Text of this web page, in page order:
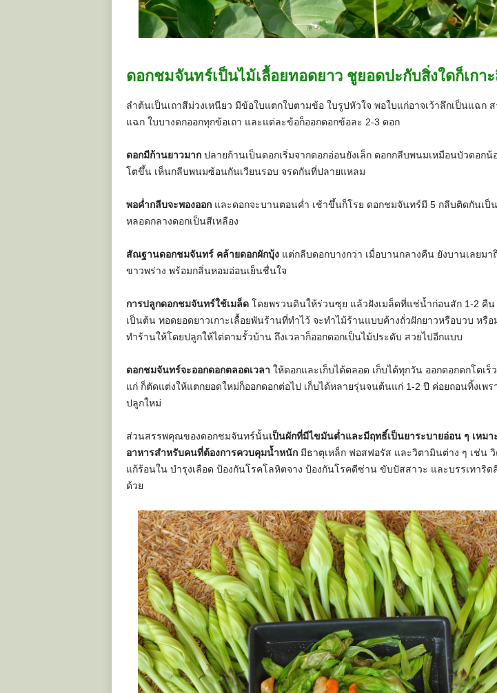
ดอกชมจันทร์เป็นไม้เลื้อยทอดยาว ชูยอดปะกับสิ่งใดก็เกา
ลำต้นเป็นเถาสีม่วงเหนียว มีข้อใบแตกใบตามข้อ ใบรูปหัวใจ พอใบแก่อาจเว้าลึกเป็นแฉก
แฉก ใบบางดกออกทุกข้อเถา และแต่ละข้อก็ออกดอกข้อละ 2-3 ดอก
ดอกมีก้านยาวมากปลายก้านเป็นดอกเริ่มจากดอกอ่อนยังเล็ก ดอกกลีบพนมเหมือนบัวดอกน้
โตขึ้น เห็นกลีบพนมซ้อนกันเวียนรอบ จรดกันที่ปลายแหลม
พอค่ำกลีบจะพองออกและดอกจะบานตอนค่ำ เช้าขึ้นก็โรย ดอกชมจันทร์มี 5 กลีบติดกันเป็น
หลอดกลางดอกเป็นสีเหลือง
สัณฐานดอกชมจันทร์ คล้ายดอกผักบุ้ง แต่กลีบดอกบางกว่า เมื่อบานกลางคืน ยังบานเลยมา
ขาวพร่าง พร้อมกลิ่นหอมอ่อนเย็นชื่นใจ
การปลูกดอกชมจันทร์ใช้เมล็ด โดยพรวนดินให้ร่วนซุย แล้วฝังเมล็ดที่แช่น้ำก่อนสัก 1-2 คืน
เป็นต้น ทอดยอดยาวเกาะเลื้อยพันร้านที่ทำไว้ จะทำไม้ร้านแบบค้างถั่วฝักยาวหรือบวบ หรือ
ทำร้านให้โดยปลูกให้ไต่ตามรั้วบ้าน ถึงเวลาก็ออกดอกเป็นไม้ประดับ สวยไปอีกแบบ
ดอกชมจันทร์จะออกดอกตลอดเวลา ให้ดอกและเก็บได้ตลอด เก็บได้ทุกวัน ออกดอกดกโตเร็
แก่ ก็ตัดแต่งให้แตกยอดใหม่ก็ออกดอกต่อไป เก็บได้หลายรุ่นจนต้นแก่ 1-2 ปี ค่อยถอนทิ้งเพ
ปลูกใหม่
ส่วนสรรพคุณของดอกชมจันทร์นั้นเป็นผักที่มีไขมันต่ำและมีฤทธิ์เป็นยาระบายอ่อน ๆ เหมา
อาหารสำหรับคนที่ต้องการควบคุมน้ำหนักมีธาตุเหล็ก ฟอสฟอรัส และวิตามินต่าง ๆ เช่น
แก้ร้อนใน บำรุงเลือด ป้องกันโรคโลหิตจาง ป้องกันโรคดีซ่าน ขับปัสสาวะ และบรรเทาริด
ด้วย